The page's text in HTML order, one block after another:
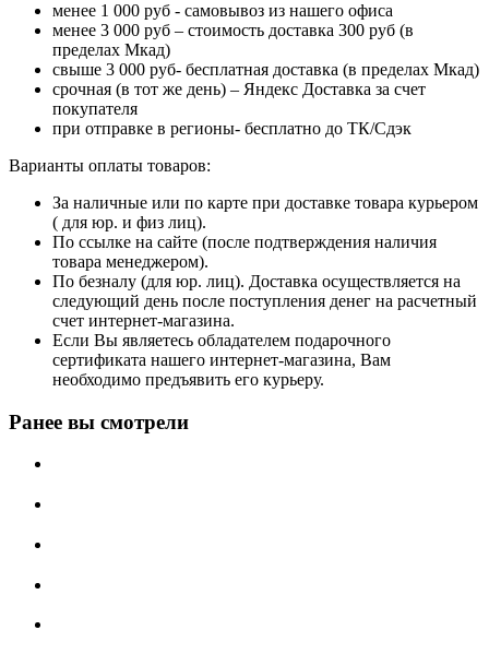
менее 1 000 руб - самовывоз из нашего офиса
менее 3 000 руб – стоимость доставка 300 руб (в
пределах Мкад)
свыше 3 000 руб- бесплатная доставка (в пределах Мкад)
срочная (в тот же день) – Яндекс Доставка за счет
покупателя
при отправке в регионы- бесплатно до ТК/Сдэк
Варианты оплаты товаров:
За наличные или по карте при доставке товара курьером
( для юр. и физ лиц).
По ссылке на сайте (после подтверждения наличия
товара менеджером).
По безналу (для юр. лиц). Доставка осуществляется на
следующий день после поступления денег на расчетный
счет интернет-магазина.
Если Вы являетесь обладателем подарочного
сертификата нашего интернет-магазина, Вам
необходимо предъявить его курьеру.
Ранее вы смотрели